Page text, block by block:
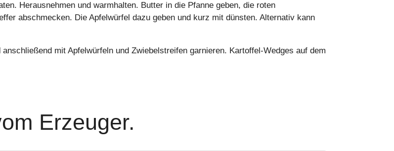
Herausnehmen und warmhalten. Butter in die Pfanne geben, die roten
abschmecken. Die Apfelwürfel dazu geben und kurz mit dünsten. Alternativ kann
mit Apfelwürfeln und Zwiebelstreifen garnieren. Kartoffel-Wedges auf dem
Erzeuger.